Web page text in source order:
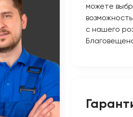
можете
с нашего